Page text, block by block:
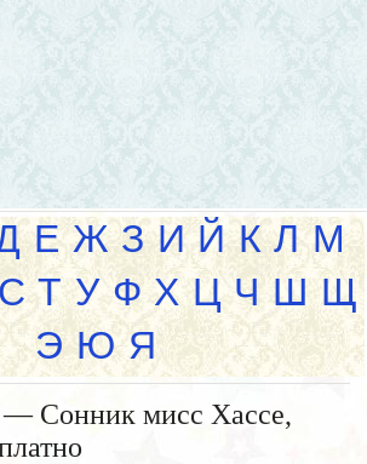
Е Ж З И Й К Л М
С Т У Ф Х Ц Ч Ш Щ
Э Ю Я
Сонник мисс Хассе,